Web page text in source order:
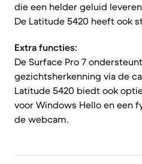
die een helder geluid
De Latitude 5420 heeft ook
Extra functies:
De Surface Pro 7
gezichtsherkenning via de
Latitude 5420 biedt ook
voor Windows Hello en een
de webcam.